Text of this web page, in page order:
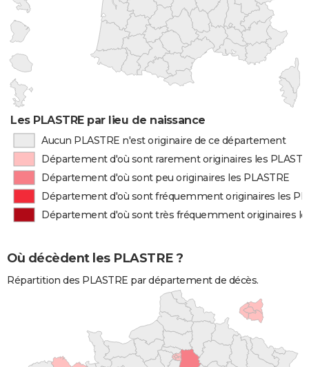
Les PLASTRE par lieu de naissance
Aucun PLASTRE n'est originaire de ce département
Département d'où sont rarement originaires les
Département d'où sont peu originaires les PLASTRE
Département d'où sont fréquemment originaires les
Département d'où sont très fréquemment originaires
Où décèdent les PLASTRE ?
Répartition des PLASTRE par département de décès.